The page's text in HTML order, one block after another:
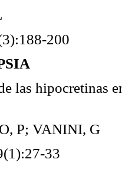
200
las hipocretinas
P; VANINI, G
33